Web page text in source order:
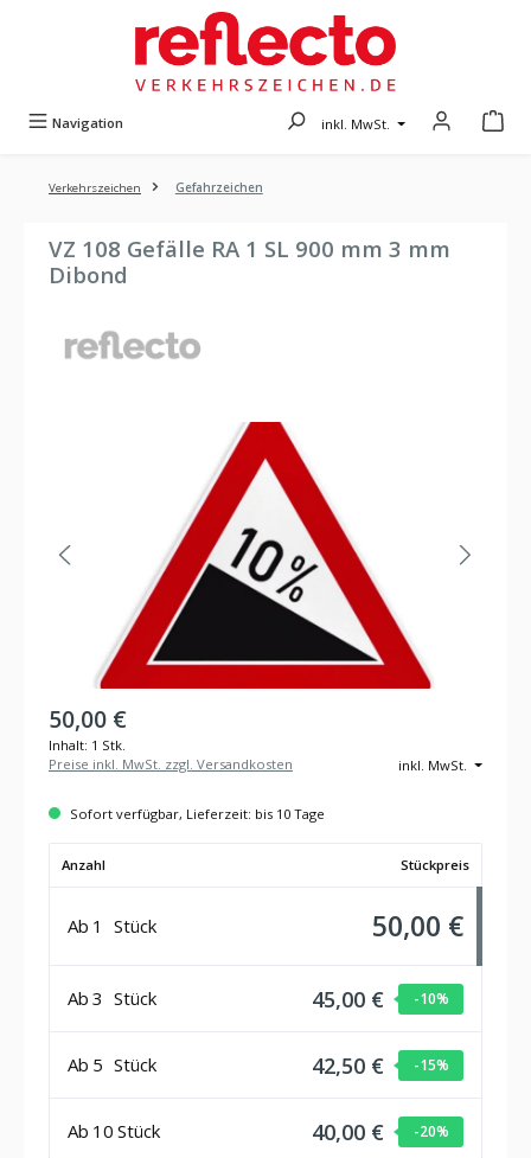
Navigation inkl. MwSt.
Verkehrszeichen Gefahrzeichen
VZ 108 Gefälle RA 1 SL 900 mm 3 mm
Dibond
50,00 €
Inhalt: 1 Stk.
inkl. MwSt.
Preise inkl. MwSt. zzgl. Versandkosten
Sofort verfügbar, Lieferzeit: bis 10 Tage
Anzahl Stückpreis
Ab 1 Stück 50,00 €
Ab 3 Stück 45,00 € -10%
Ab 5 Stück 42,50 € -15%
Ab 10 Stück 40,00 € -20%